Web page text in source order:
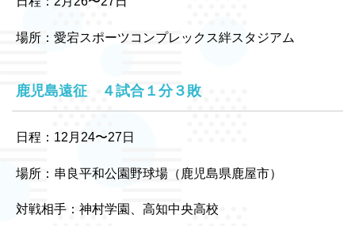
場所：愛宕スポーツコンプレックス絆スタジアム
鹿児島遠征 ４試合１分３敗
日程：12月24〜27日
場所：串良平和公園野球場（鹿児島県鹿屋市）
対戦相手：神村学園、高知中央高校